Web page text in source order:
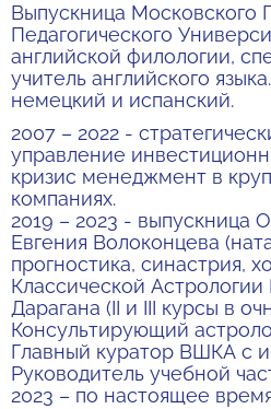
Выпускница Московского
Педагогического
английской филологии,
учитель английского
немецкий и испанский.
2007 – 2022 -
управление
кризис менеджмент в
компаниях.
2019 – 2023 - выпускница
Евгения Волоконцева
прогностика, синастрия,
Классической Астрологии
Дарагана (II и III курсы в
Консультирующий
Главный куратор ВШКА с
Руководитель учебной
2023 – по настоящее